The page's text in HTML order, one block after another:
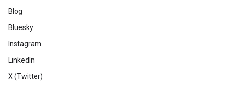
Blog
Bluesky
Instagram
LinkedIn
X (Twitter)